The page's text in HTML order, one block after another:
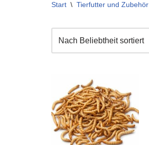
Start \ Tierfutter und Zubehör